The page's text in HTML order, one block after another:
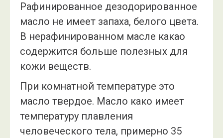
Рафинированное дезодорированное
масло не имеет запаха, белого цвета.
В нерафинированном масле какао
содержится больше полезных для
кожи веществ.
При комнатной температуре это
масло твердое. Масло како имеет
температуру плавления
человеческого тела, примерно 35